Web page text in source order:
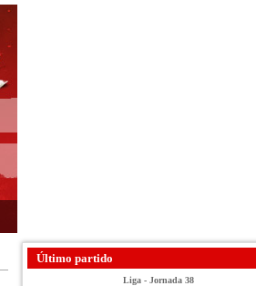
Último partido
Liga - Jornada 38